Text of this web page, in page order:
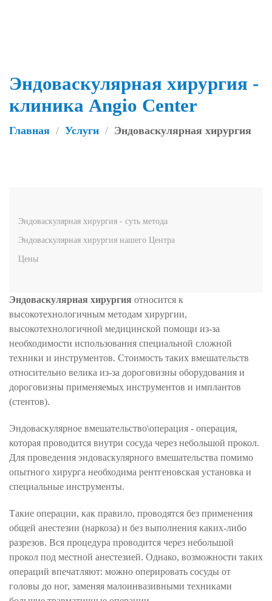
Эндоваскулярная хирургия -
клиника Angio Center
Главная Услуги Эндоваскулярная хирургия
Эндоваскулярная хирургия - суть метода
Эндоваскулярная хирургия нашего Центра
Цены
Эндоваскулярная хирургия относится к
высокотехнологичным методам хирургии,
высокотехнологичной медицинской помощи из-за
необходимости использования специальной сложной
техники и инструментов. Стоимость таких вмешательств
относительно велика из-за дороговизны оборудования и
дороговизны применяемых инструментов и имплантов
(стентов).
Эндоваскулярное вмешательство\операция - операция,
которая проводится внутри сосуда через небольшой прокол.
Для проведения эндоваскулярного вмешательства помимо
опытного хирурга необходима рентгеновская установка и
специальные инструменты.
Такие операции, как правило, проводятся без применения
общей анестезии (наркоза) и без выполнения каких-либо
разрезов. Вся процедура проводится через небольшой
прокол под местной анестезией. Однако, возможности таких
операций впечатляют: можно оперировать сосуды от
головы до ног, заменяя малоинвазивными техниками